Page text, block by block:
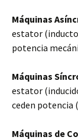
Máquinas
estator
potencia
Máquinas
estator
ceden potencia
Máquinas de